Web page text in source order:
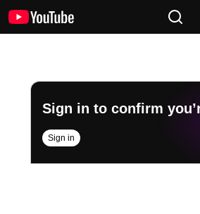
Sign in to confirm
Sign in